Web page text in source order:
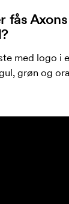
fås
med logo i
grøn og